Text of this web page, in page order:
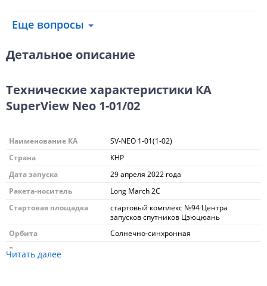
Еще вопросы
Детальное описание
Технические характеристики КА
SuperView Neo 1-01/02
Наименование КА SV-NEO 1-01(1-02)
Страна КНР
Дата запуска 29 апреля 2022 года
Ракета-носитель Long March 2С
Стартовая площадка
стартовый комплекс №94 Центра
запусков спутников Цзюцюань
Орбита Солнечно-синхронная
Высота, км:
Читать далее